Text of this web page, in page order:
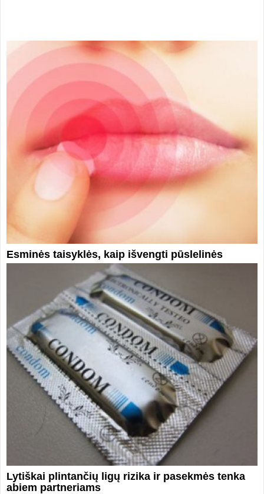
Esminės taisyklės, kaip išvengti pūslelinės
Lytiškai plintančių ligų rizika ir pasekmės tenka
abiem partneriams